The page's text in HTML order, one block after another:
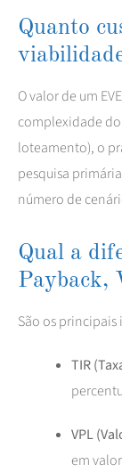
Quanto
O valor de um
complexidade
loteamento), o
pesquisa
número de
Qual a
Payback,
São os principais
TIR
VPL
em